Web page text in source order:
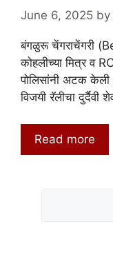
June 6, 2025 by
बंगळुरू चेंगराचेंगरी
कोहलीच्या मित्र व
पोलिसांनी अटक केली
विजयी रॅलीचा
Read more